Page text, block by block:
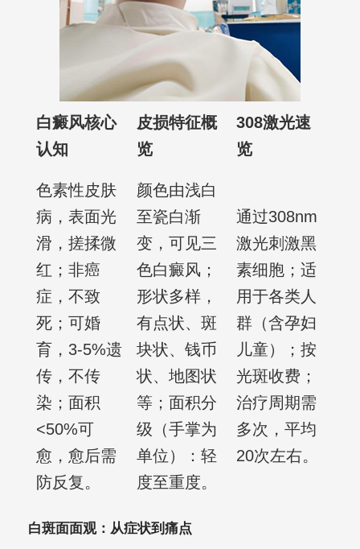
白癜风核心
认知
皮损特征概
览
308激光速
览
色素性皮肤
病，表面光
滑，搓揉微
红；非癌
症，不致
死；可婚
育，3-5%遗
传，不传
染；面积
<50%可
愈，愈后需
防反复。
颜色由浅白
至瓷白渐
变，可见三
色白癜风；
形状多样，
有点状、斑
块状、钱币
状、地图状
等；面积分
级（手掌为
单位）：轻
度至重度。
通过308nm
激光刺激黑
素细胞；适
用于各类人
群（含孕妇
儿童）；按
光斑收费；
治疗周期需
多次，平均
20次左右。
白斑面面观：从症状到痛点